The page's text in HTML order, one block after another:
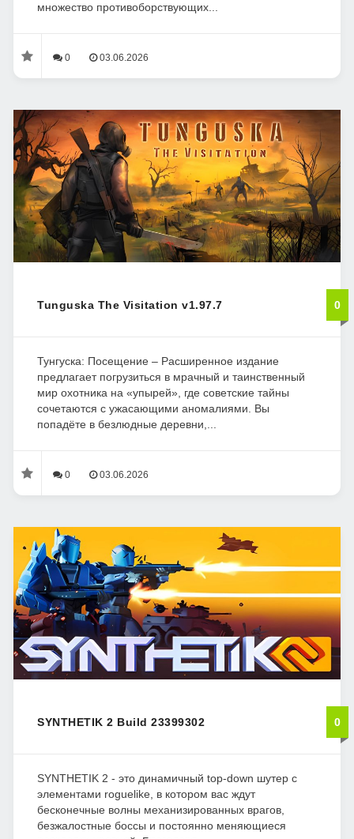
множество противоборствующих...
0 03.06.2026
Tunguska The Visitation v1.97.7 0
Тунгуска: Посещение – Расширенное издание
предлагает погрузиться в мрачный и таинственный
мир охотника на «упырей», где советские тайны
сочетаются с ужасающими аномалиями. Вы
попадёте в безлюдные деревни,...
0 03.06.2026
SYNTHETIK 2 Build 23399302 0
SYNTHETIK 2 - это динамичный top-down шутер с
элементами roguelike, в котором вас ждут
бесконечные волны механизированных врагов,
безжалостные боссы и постоянно меняющиеся